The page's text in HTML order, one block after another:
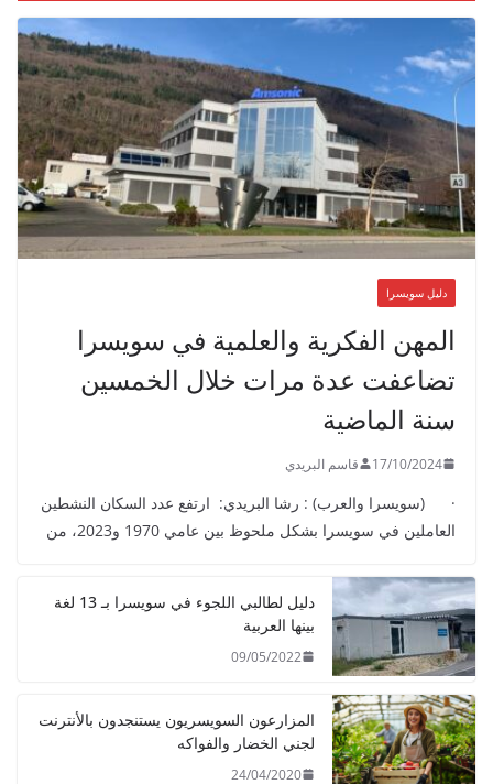
دليل سويسرا
المهن الفكرية والعلمية في سويسرا
تضاعفت عدة مرات خلال الخمسين
سنة الماضية
17/10/2024 قاسم البريدي
· (سويسرا والعرب) : رشا البريدي: ارتفع عدد السكان النشطين
العاملين في سويسرا بشكل ملحوظ بين عامي 1970 و2023، من
دليل لطالبي اللجوء في سويسرا بـ 13 لغة
بينها العربية
09/05/2022
المزارعون السويسريون يستنجدون بالأنترنت
لجني الخضار والفواكه
24/04/2020